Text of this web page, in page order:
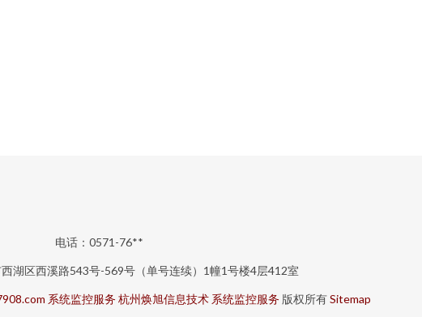
电话：0571-76**
湖区西溪路543号-569号（单号连续）1幢1号楼4层412室
系统监控服务 杭州焕旭信息技术 系统监控服务 版权所有Sitemap